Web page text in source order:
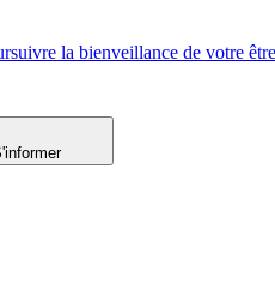
la bienveillance de votre